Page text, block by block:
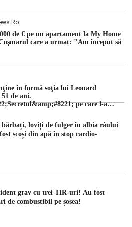
de € pe un apartament la My Home
care a urmat: "Am început să
în formă soţia lui Leonard
de ani.
pe care l-a
bărbați, loviți de fulger în albia râului
scoși din apă în stop cardio-
grav cu trei TIR-uri! Au fost
de combustibil pe șosea!